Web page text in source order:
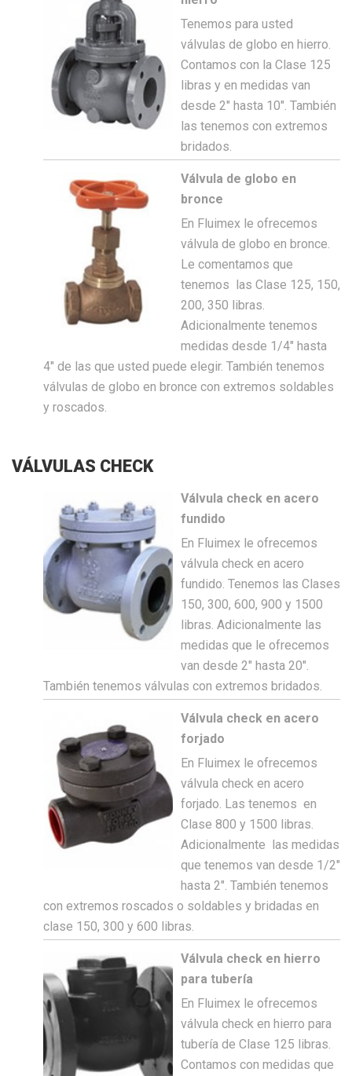
Tenemos para usted
válvulas de globo en hierro.
Contamos con la Clase 125
libras y en medidas van
desde 2″ hasta 10″. También
las tenemos con extremos
bridados.
Válvula de globo en
bronce
En Fluimex le ofrecemos
válvula de globo en bronce.
Le comentamos que
tenemos las Clase 125, 150,
200, 350 libras.
Adicionalmente tenemos
medidas desde 1/4″ hasta
4″ de las que usted puede elegir. También tenemos
válvulas de globo en bronce con extremos soldables
y roscados.
VÁLVULAS CHECK
Válvula check en acero
fundido
En Fluimex le ofrecemos
válvula check en acero
fundido. Tenemos las Clases
150, 300, 600, 900 y 1500
libras. Adicionalmente las
medidas que le ofrecemos
van desde 2″ hasta 20″.
También tenemos válvulas con extremos bridados.
Válvula check en acero
forjado
En Fluimex le ofrecemos
válvula check en acero
forjado. Las tenemos en
Clase 800 y 1500 libras.
Adicionalmente las medidas
que tenemos van desde 1/2″
hasta 2″. También tenemos
con extremos roscados o soldables y bridadas en
clase 150, 300 y 600 libras.
Válvula check en hierro
para tubería
En Fluimex le ofrecemos
válvula check en hierro para
tubería de Clase 125 libras.
Contamos con medidas que